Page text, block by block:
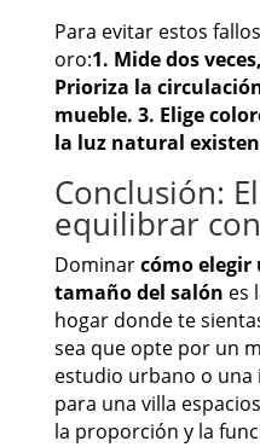
Para evitar estos
oro:1. Mide dos
Prioriza la
mueble. 3. Elige
la luz natural
Conclusión:
equilibrar
Dominarcómo elegir
tamaño del salón es
hogar donde te
sea que opte por un
estudio urbano o
para una villa
la proporción y la